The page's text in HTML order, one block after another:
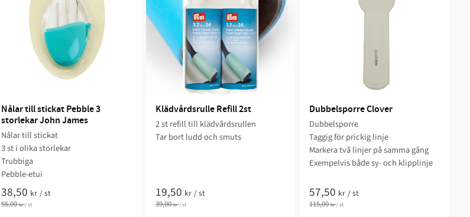
Nålar till stickat Pebble 3
storlekar John James
Nålar till stickat
3 st i olika storlekar
Trubbiga
Pebble-etui
38,50 kr /st
55,00 kr /st
Klädvårdsrulle Refill 2st
2 st refill till klädvårdsrullen
Tar bort ludd och smuts
19,50 kr /st
39,00 kr /st
Dubbelsporre Clover
Dubbelsporre
Taggig för prickig linje
Markera två linjer på samma gång
Exempelvis både sy- och klipplinje
57,50 kr /st
115,00 kr /st